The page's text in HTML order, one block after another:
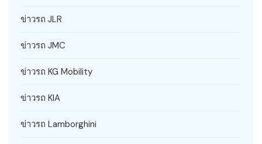
ข่าวรถ JLR
ข่าวรถ JMC
ข่าวรถ KG Mobility
ข่าวรถ KIA
ข่าวรถ Lamborghini